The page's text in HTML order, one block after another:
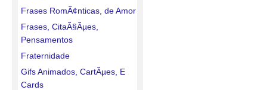
Frases RomÃ¢nticas, de Amor
Frases, CitaÃ§Ãµes,
Pensamentos
Fraternidade
Gifs Animados, CartÃµes, E
Cards